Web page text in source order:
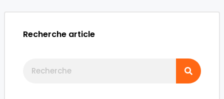
Recherche article